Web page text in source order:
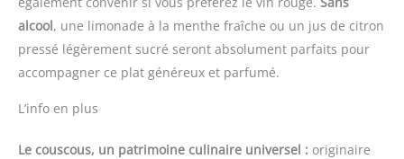
alcool, une limonade à la menthe fraîche ou un jus de citron
pressé légèrement sucré seront absolument parfaits pour
accompagner ce plat généreux et parfumé.
L’info en plus
Le couscous, un patrimoine culinaire universel : originaire